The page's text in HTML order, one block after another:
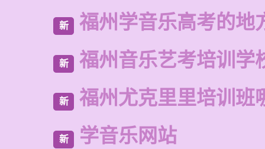
新 福州学音乐高考的地
新 福州音乐艺考培训学
新 福州尤克里里培训班
新 学音乐网站